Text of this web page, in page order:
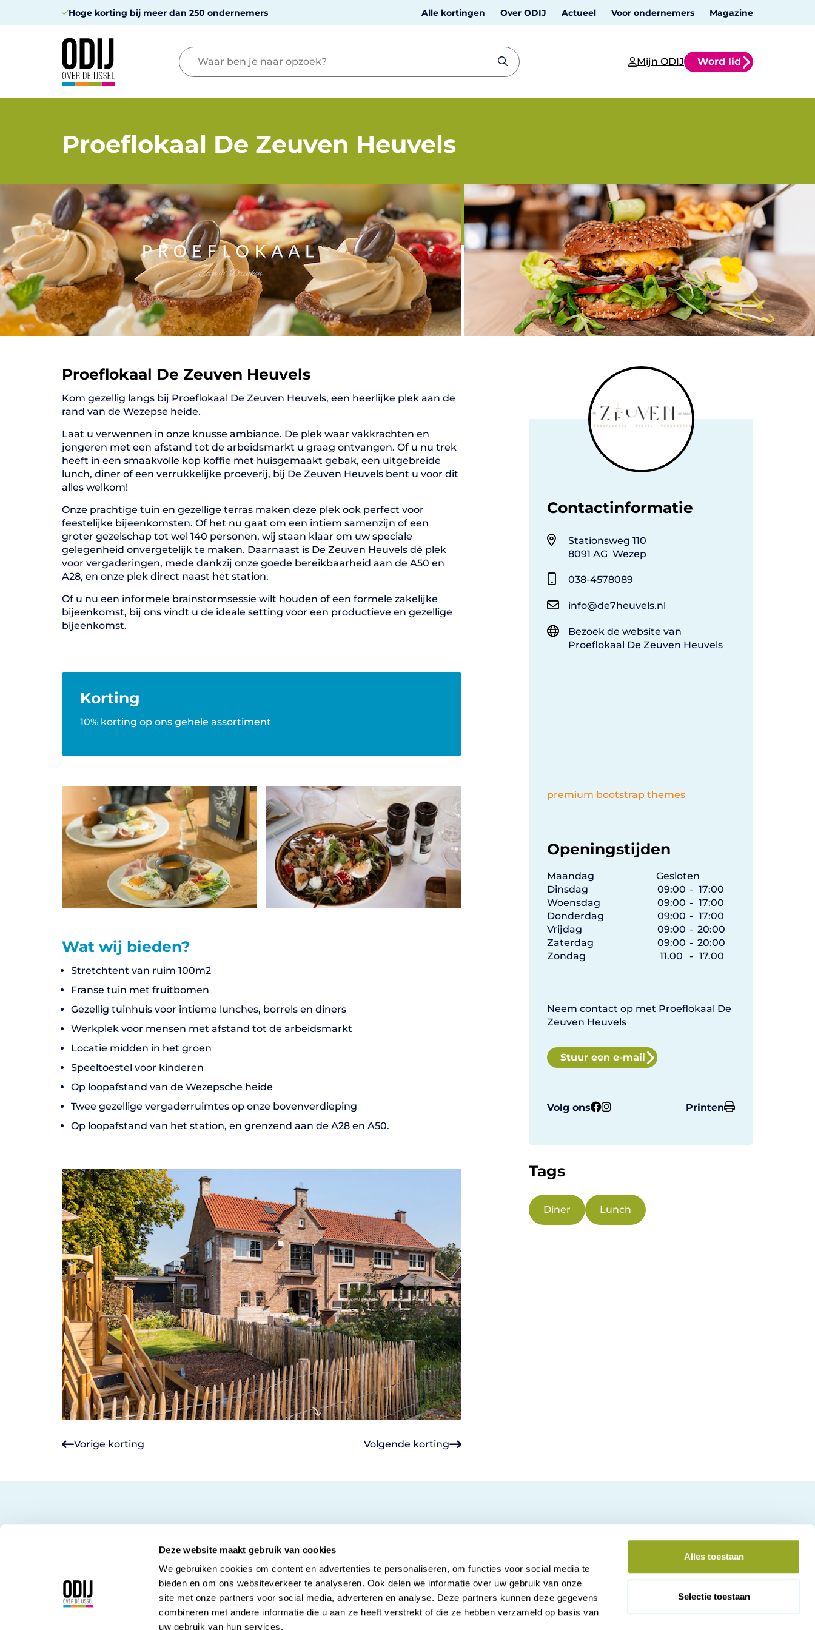
Deze website maakt gebruik van cookies
We gebruiken cookies om content en advertenties te personaliseren, om functies voor social media te
bieden en om ons websiteverkeer te analyseren. Ook delen we informatie over uw gebruik van onze
site met onze partners voor social media, adverteren en analyse. Deze partners kunnen deze gegevens
combineren met andere informatie die u aan ze heeft verstrekt of die ze hebben verzameld op basis van
uw gebruik van hun services.
Alles toestaan
Selectie toestaan
Hoge korting bij meer dan 250 ondernemers Alle kortingen Over ODIJ Actueel Voor ondernemers Magazine
Mijn ODIJ Word lid
Proeflokaal De Zeuven Heuvels
Proeflokaal De Zeuven Heuvels
Kom gezellig langs bij Proeflokaal De Zeuven Heuvels, een heerlijke plek aan de
rand van de Wezepse heide.
Laat u verwennen in onze knusse ambiance. De plek waar vakkrachten en
jongeren met een afstand tot de arbeidsmarkt u graag ontvangen. Of u nu trek
heeft in een smaakvolle kop koffie met huisgemaakt gebak, een uitgebreide
lunch, diner of een verrukkelijke proeverij, bij De Zeuven Heuvels bent u voor dit
alles welkom!
Onze prachtige tuin en gezellige terras maken deze plek ook perfect voor
feestelijke bijeenkomsten. Of het nu gaat om een intiem samenzijn of een
groter gezelschap tot wel 140 personen, wij staan klaar om uw speciale
gelegenheid onvergetelijk te maken. Daarnaast is De Zeuven Heuvels dé plek
voor vergaderingen, mede dankzij onze goede bereikbaarheid aan de A50 en
A28, en onze plek direct naast het station.
Of u nu een informele brainstormsessie wilt houden of een formele zakelijke
bijeenkomst, bij ons vindt u de ideale setting voor een productieve en gezellige
bijeenkomst.
Korting
10% korting op ons gehele assortiment
Wat wij bieden?
Stretchtent van ruim 100m2
Franse tuin met fruitbomen
Gezellig tuinhuis voor intieme lunches, borrels en diners
Werkplek voor mensen met afstand tot de arbeidsmarkt
Locatie midden in het groen
Speeltoestel voor kinderen
Op loopafstand van de Wezepsche heide
Twee gezellige vergaderruimtes op onze bovenverdieping
Op loopafstand van het station, en grenzend aan de A28 en A50.
Vorige korting Volgende korting
Contactinformatie
Stationsweg 110
8091 AG Wezep
038-4578089
info@de7heuvels.nl
Bezoek de website van
Proeflokaal De Zeuven Heuvels
premium bootstrap themes
Openingstijden
Maandag
Gesloten
Dinsdag
09:00 - 17:00
Woensdag
09:00 - 17:00
Donderdag
09:00 - 17:00
Vrijdag
09:00 - 20:00
Zaterdag
09:00 - 20:00
Zondag
11.00 - 17.00
Neem contact op met Proeflokaal De
Zeuven Heuvels
Stuur een e-mail
Volg ons Printen
Tags
Diner Lunch
Korte Kamperstraat 16
8011 MP Zwolle
Contact